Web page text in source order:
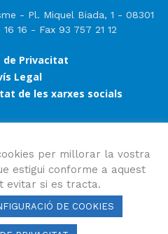
- Pl. Miquel Biada, 1 - 08301
16 - Fax 93 757 21 12
de Privacitat
Legal
de les xarxes socials
nosper millorar la vostra
estigui conforme a aquest
evitar si es tracta.
DE COOKIES